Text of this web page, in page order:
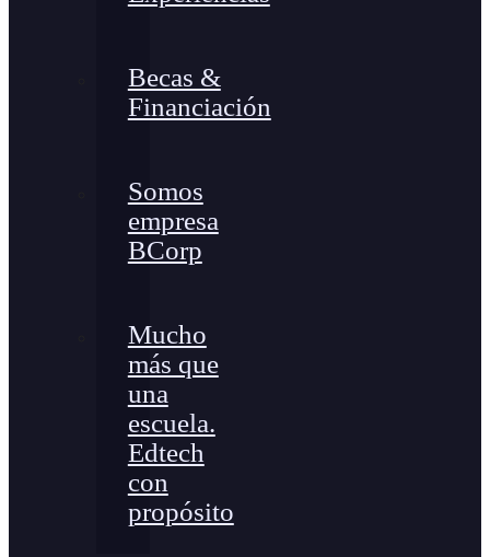
Becas &
Financiación
Somos
empresa
BCorp
Mucho
más que
una
escuela.
Edtech
con
propósito